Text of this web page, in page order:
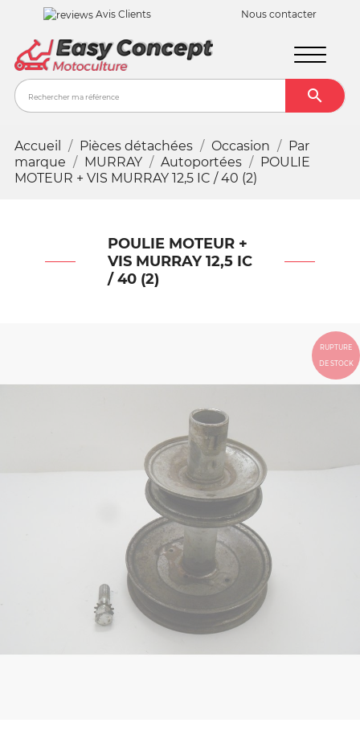
Avis Clients Nous contacter

Accueil Pièces détachées Occasion
Par
marque
MURRAY Autoportées
POULIE
MOTEUR + VIS MURRAY 12,5 IC / 40 (2)
POULIE MOTEUR +
VIS MURRAY 12,5 IC
/ 40 (2)
RUPTURE
DE STOCK